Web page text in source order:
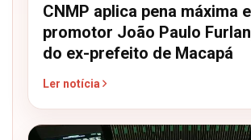
CNMP aplica pena máxima
promotor João Paulo
do ex-prefeito de Macapá
Ler notícia